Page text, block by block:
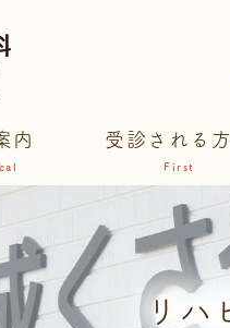
内 受診される
First
リハ